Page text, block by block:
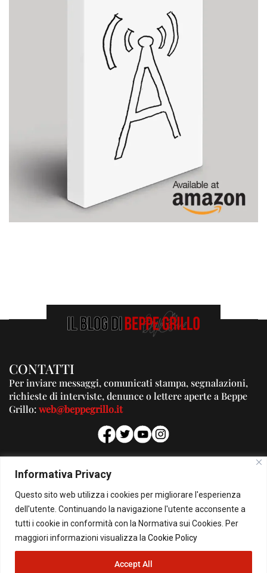
Informativa Privacy
Questo sito web utilizza i cookies per migliorare l'esperienza
dell'utente. Continuando la navigazione l'utente acconsente a
tutti i cookie in conformità con la Normativa sui Cookies. Per
maggiori informazioni visualizza la Cookie Policy
Accept All
CONTATTI
Per inviare messaggi, comunicati stampa, segnalazioni,
richieste di interviste, denunce o lettere aperte a Beppe
Grillo:web@beppegrillo.it
PUBBLICITA'
Per la tua pubblicità su questo Blog:
pubblicita@beppegrillo.it
HOMEPAGE COOKIE POLICY PRIVACY POLICY CONTATTI
© Copyright 2026 - Il Blog di Beppe Grillo. All Rights Reserved - Powered by